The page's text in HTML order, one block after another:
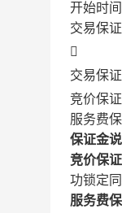
开始时间
交易保

交易保
竞价保
服务费
保证金
竞价保
功锁定
服务费